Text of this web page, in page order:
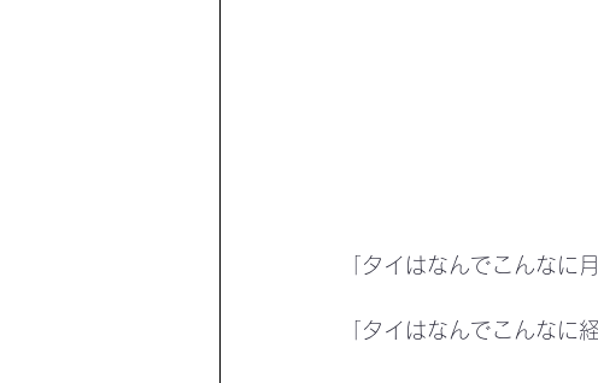
「タイはなんでこんなに
「タイはなんでこんなに